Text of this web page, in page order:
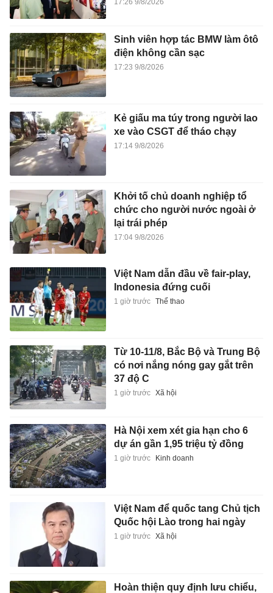
17:26 9/8/2026
Sinh viên hợp tác BMW làm ôtô
điện không cần sạc
17:23 9/8/2026
Kẻ giấu ma túy trong người lao
xe vào CSGT để tháo chạy
17:14 9/8/2026
Khởi tố chủ doanh nghiệp tổ
chức cho người nước ngoài ở
lại trái phép
17:04 9/8/2026
Việt Nam dẫn đầu về fair-play,
Indonesia đứng cuối
1 giờ trước Thể thao
Từ 10-11/8, Bắc Bộ và Trung Bộ
có nơi nắng nóng gay gắt trên
37 độ C
1 giờ trước Xã hội
Hà Nội xem xét gia hạn cho 6
dự án gần 1,95 triệu tỷ đồng
1 giờ trước Kinh doanh
Việt Nam để quốc tang Chủ tịch
Quốc hội Lào trong hai ngày
1 giờ trước Xã hội
Hoàn thiện quy định lưu chiểu,